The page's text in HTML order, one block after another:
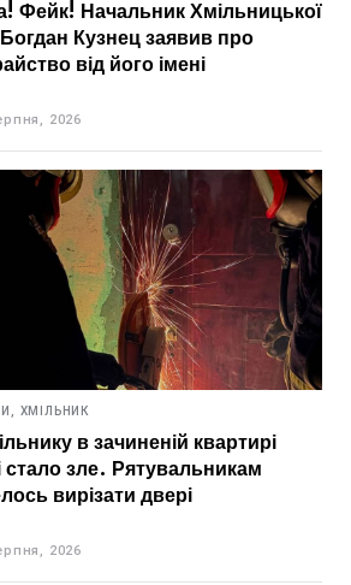
Фейк! Начальник Хмільницької
Кузнец заявив про
від його імені
2026
ХМІЛЬНИК
в зачиненій квартирі
стало зле. Рятувальникам
вирізати двері
2026